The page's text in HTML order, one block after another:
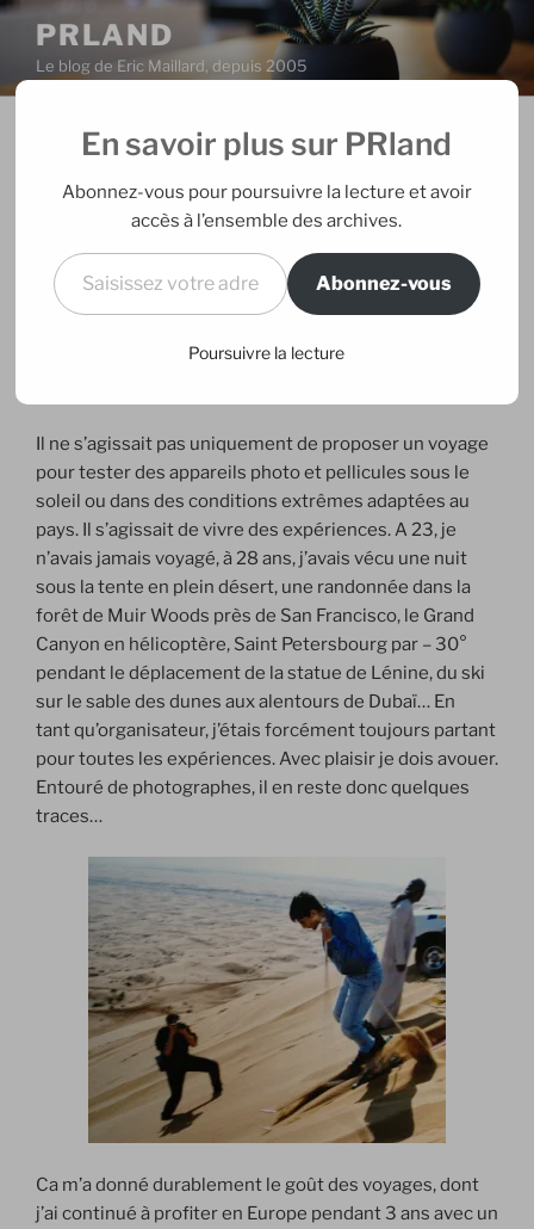
Aller
contenu
principal
PRLAND
Le blog de Eric Maillard, depuis 2005
PUBLIÉ
02/03/2013PARERIC
L’âge d’or
conditions exceptionnelles, qui n’existeront
probablement plus jamais. Au début des années 90,
réellement aux RP, comme une activité qui devait être
Il ne s’agissait pas uniquement de proposer un voyage
pour tester des appareils photo et pellicules sous le
soleil ou dans des conditions extrêmes adaptées au
pays. Il s’agissait de vivre des expériences. A 23, je
n’avais jamais voyagé, à 28 ans, j’avais vécu une nuit
sous la tente en plein désert, une randonnée dans la
forêt de Muir Woods près de San Francisco, le Grand
Canyon en hélicoptère, Saint Petersbourg par – 30°
pendant le déplacement de la statue de Lénine, du ski
sur le sable des dunes aux alentours de Dubaï… En
tant qu’organisateur, j’étais forcément toujours partant
pour toutes les expériences. Avec plaisir je dois avouer.
Entouré de photographes, il en reste donc quelques
traces…
Ca m’a donné durablement le goût des voyages, dont
j’ai continué à profiter en Europe pendant 3 ans avec un
En savoir plus sur PRland
Abonnez-vous pour poursuivre la lecture et avoir
accès à l’ensemble des archives.
Saisissez votre adresse e-mail…
Abonnez-vous
Poursuivre la lecture